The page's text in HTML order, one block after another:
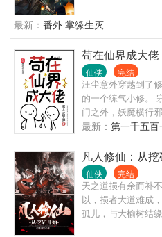
了摇手中的钱盅，
“今日卦象不好，那
最新： 番外 掌缘生灭
苟在仙界成大佬
仙侠 完结
汪尘意外穿越到了
的一个练气小修。
门之外，妖魔横行
苟到天荒地老。 然
了大佬！
最新： 第一千五百
凡人修仙：从
仙侠 完结
天之道损有余而补
以，损者大道难成
孤儿，与大榆树结